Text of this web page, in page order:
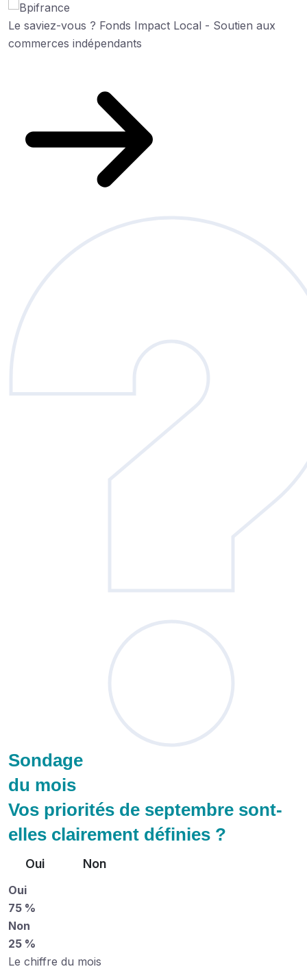
Le saviez-vous ? Fonds Impact Local - Soutien aux
commerces indépendants
Sondage
du mois
Vos priorités de septembre sont-
elles clairement définies ?
Oui Non
Oui
75 %
Non
25 %
Le chiffre du mois